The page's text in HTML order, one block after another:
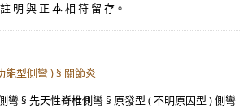
明 與 正 本 相 符 留 存。
能型側彎 ) § 關節炎
彎 § 先天性脊椎側彎 § 原發型 ( 不明原因型 ) 側彎